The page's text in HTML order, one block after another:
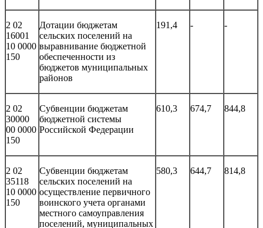
2 02
16001
10 0000
150
Дотации бюджетам
сельских поселений на
выравнивание бюджетной
обеспеченности из
бюджетов муниципальных
районов
191,4 - -
2 02
30000
00 0000
150
Субвенции бюджетам
бюджетной системы
Российской Федерации
610,3 674,7 844,8
2 02
35118
10 0000
150
Субвенции бюджетам
сельских поселений на
осуществление первичного
воинского учета органами
местного самоуправления
поселений, муниципальных
580,3 644,7 814,8